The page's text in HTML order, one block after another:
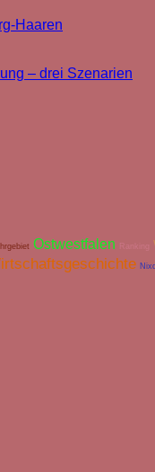
Haaren
– drei Szenarien
Ostwestfalen